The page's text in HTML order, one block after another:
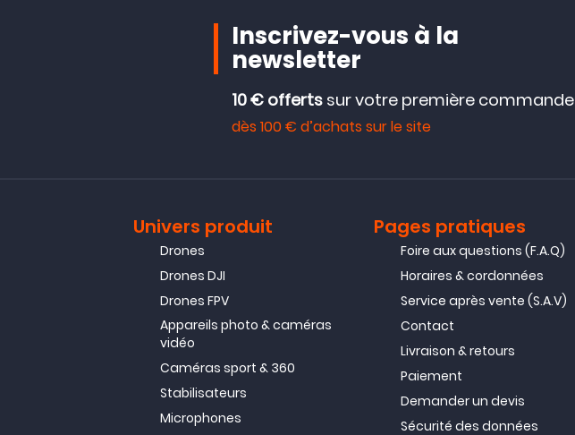
Inscrivez-vous à la
newsletter
10 € offerts sur votre première commande
dès 100 € d’achats sur le site
Univers produit
Drones
Drones DJI
Drones FPV
Appareils photo & caméras
vidéo
Caméras sport & 360
Stabilisateurs
Microphones
Pages pratiques
Foire aux questions (F.A.Q)
Horaires & cordonnées
Service après vente (S.A.V)
Contact
Livraison & retours
Paiement
Demander un devis
Sécurité des données